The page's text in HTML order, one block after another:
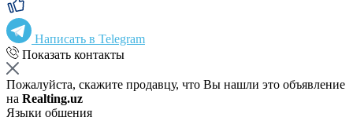
Написать в Telegram
Показать контакты
Пожалуйста, скажите продавцу, что Вы нашли это объявление
на Realting.uz
Языки общения